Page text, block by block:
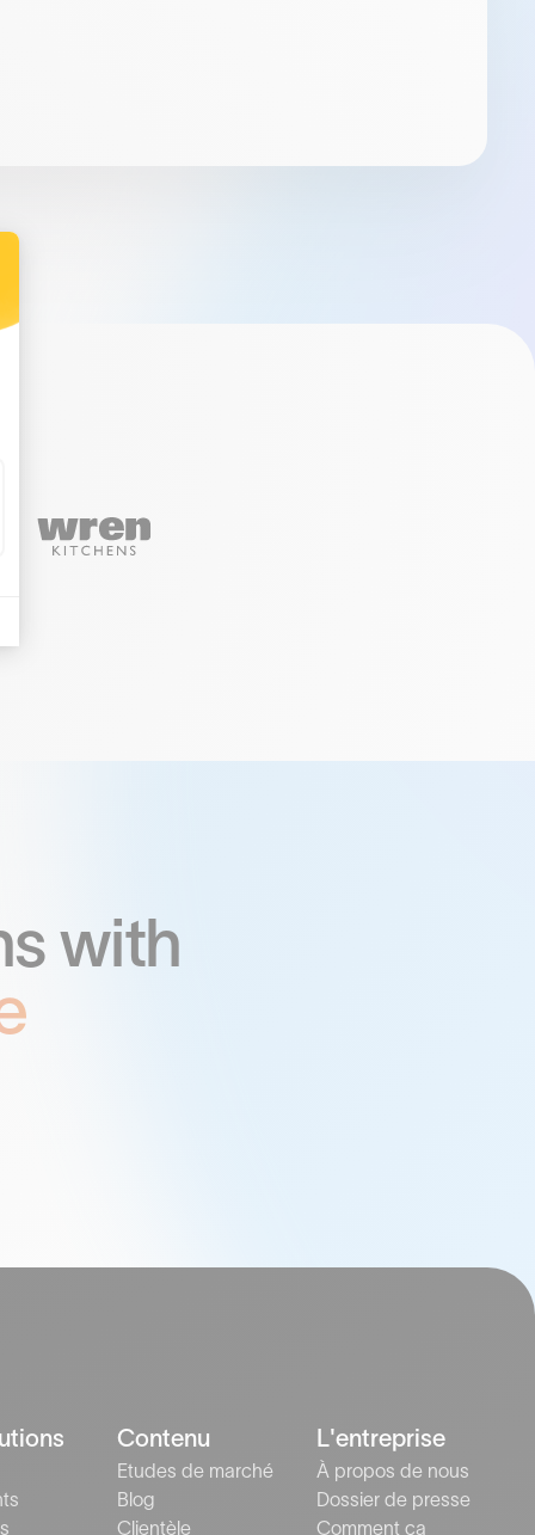
with
Contenu
Etudes de marché
Blog
Clientèle
L'entreprise
À propos de nous
Dossier de presse
Comment ça